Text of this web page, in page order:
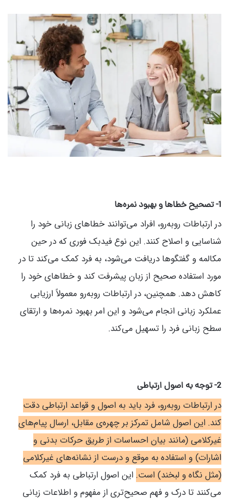
1- تصحیح خطاها و بهبود نمره‌ها
در ارتباطات روبه‌رو، افراد می‌توانند خطاهای زبانی خود را
شناسایی و اصلاح کنند. این نوع فیدبک فوری که در حین
مکالمه و گفتگوها دریافت می‌شود، به فرد کمک می‌کند تا در
مورد استفاده صحیح از زبان پیشرفت کند و خطاهای خود را
کاهش دهد. همچنین، در ارتباطات روبه‌رو معمولاً ارزیابی
عملکرد زبانی انجام می‌شود و این امر بهبود نمره‌ها و ارتقای
سطح زبانی فرد را تسهیل می‌کند.
2- توجه به اصول ارتباطی
در ارتباطات روبه‌رو، فرد باید به اصول و قواعد ارتباطی دقت
کند. این اصول شامل تمرکز بر چهره‌ی مقابل، ارسال پیام‌های
غیرکلامی (مانند بیان احساسات از طریق حرکات بدنی و
اشارات) و استفاده به موقع و درست از نشانه‌های غیرکلامی
(مثل نگاه و لبخند) است. این اصول ارتباطی به فرد کمک
می‌کنند تا درک و فهم صحیح‌تری از مفهوم و اطلاعات زبانی